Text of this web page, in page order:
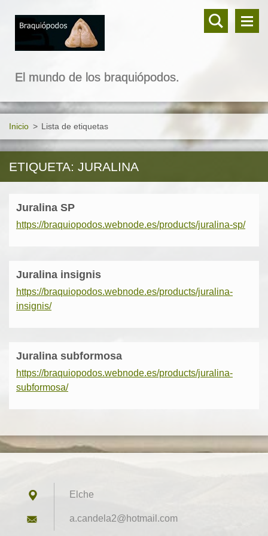
El mundo de los braquiópodos.
Inicio > Lista de etiquetas
ETIQUETA: JURALINA
Juralina SP
https://braquiopodos.webnode.es/products/juralina-sp/
Juralina insignis
https://braquiopodos.webnode.es/products/juralina-
insignis/
Juralina subformosa
https://braquiopodos.webnode.es/products/juralina-
subformosa/
Elche
a.candel a2@hotmail.com